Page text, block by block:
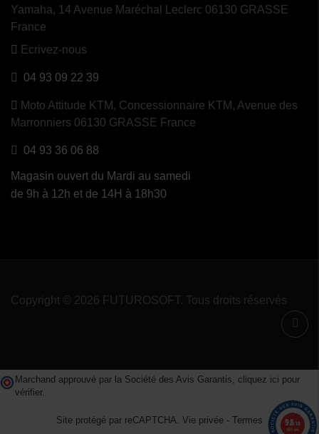
Yamaha, 14 Avenue Maréchal Leclerc 06130 GRASSE
France
Ecrivez-nous
04 93 09 22 39
Moto Attitude KTM, Concessionnaire KTM, Avenue des
Marronniers 06130 GRASSE France
04 93 36 06 88
Magasin ouvert du Mardi au samedi
de 9h à 12h et de 14H à 18h30
Copyright © 2026 FUTUROSOFT. Tous droits réservés
Marchand approuvé par la Société des Avis Garantis, cliquez ici pour
vérifier.
Site protégé par reCAPTCHA. Vie privée - Termes 9.8/10
1491 avis